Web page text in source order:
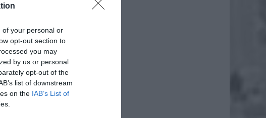
of your personal or
opt-out section to
you may
by us or personal
opt-out of the
list of downstream
on the IAB’s List of